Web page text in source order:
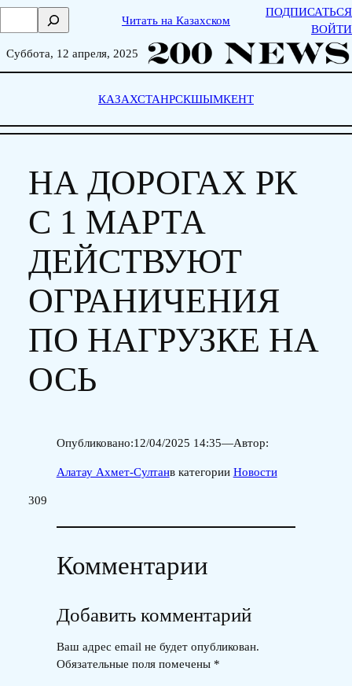
Skip
о
Читать на Казахском
ПОДПИСАТЬСЯ
ВОЙТИ
Суббота, 12 апреля, 2025
КАЗАХСТАНРСКШЫМКЕНТ
НА ДОРОГАХ РК
С 1 МАРТА
ДЕЙСТВУЮТ
ОГРАНИЧЕНИЯ
ПО НАГРУЗКЕ НА
ОСЬ
Опубликовано:12/04/2025 14:35—Автор:
Алатау Ахмет-Султанв категории Новости
309
Комментарии
Добавить комментарий
Ваш адрес email не будет опубликован.
Обязательные поля помечены *